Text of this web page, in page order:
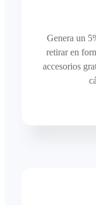
Genera un
retirar en
accesorios